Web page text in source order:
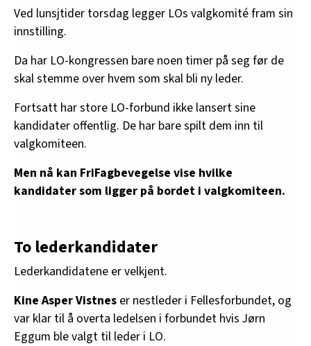
Ved lunsjtider torsdag legger LOs valgkomité fram sin
innstilling.
Da har LO-kongressen bare noen timer på seg før de
skal stemme over hvem som skal bli ny leder.
Fortsatt har store LO-forbund ikke lansert sine
kandidater offentlig. De har bare spilt dem inn til
valgkomiteen.
Men nå kan FriFagbevegelse vise hvilke
kandidater som ligger på bordet i valgkomiteen.
To lederkandidater
Lederkandidatene er velkjent.
Kine Asper Vistnes er nestleder i Fellesforbundet, og
var klar til å overta ledelsen i forbundet hvis Jørn
Eggum ble valgt til leder i LO.